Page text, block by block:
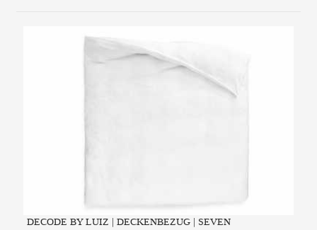
DECODE BY LUIZ | DECKENBEZUG | SEVEN